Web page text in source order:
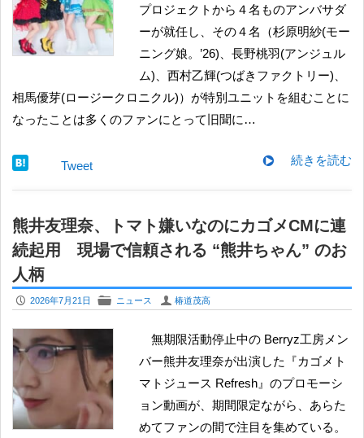
プロジェクトから４名ものアンバサダ
ーが就任し、その４名（杉原明紗(モー
ニング娘。’26)、長野桃羽(アンジュル
ム)、西村乙輝(つばきファクトリー)、
相馬優芽(ロージークロニクル)）が特別ユニットを組むことに
なったことは多くのファンにとって旧聞に…
続きを読む
Tweet
熊井友理奈、トマト嫌いなのにカゴメCMに連
続起用 現場で信頼される “熊井ちゃん” のお
人柄
P 2026年7月21日 F ニュース U 椿道茂高
無期限活動停止中の Berryz工房メン
バー熊井友理奈が出演した『カゴメト
マトジュース Refresh』のプロモーシ
ョン動画が、期間限定ながら、あらた
めてファンの間で注目を集めている。